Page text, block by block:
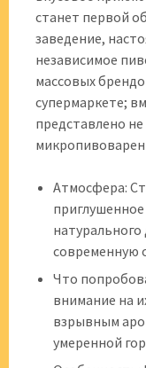
станет первой
заведение,
независимое
массовых
супермаркете;
представлено
Атмосфера:
современную
Что
внимание на
взрывным
умеренной